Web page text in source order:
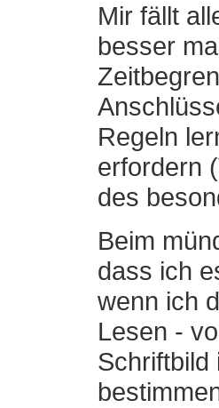
Mir fällt
besser
Regeln
erfordern
des
Beim
dass ich
wenn ich
Lesen -
Schriftbild